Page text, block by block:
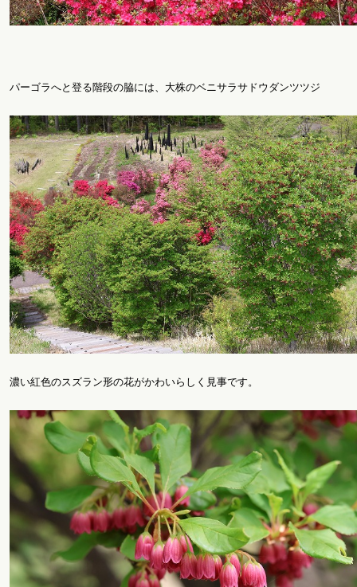
パーゴラへと登る階段の脇には、大株のベニサラサドウダンツツジ
濃い紅色のスズラン形の花がかわいらしく見事です。